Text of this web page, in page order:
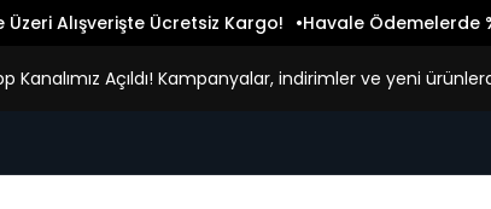
Üzeri Alışverişte Ücretsiz Kargo! Havale Ödemelerde
Kanalımız Açıldı! Kampanyalar, indirimler ve yeni